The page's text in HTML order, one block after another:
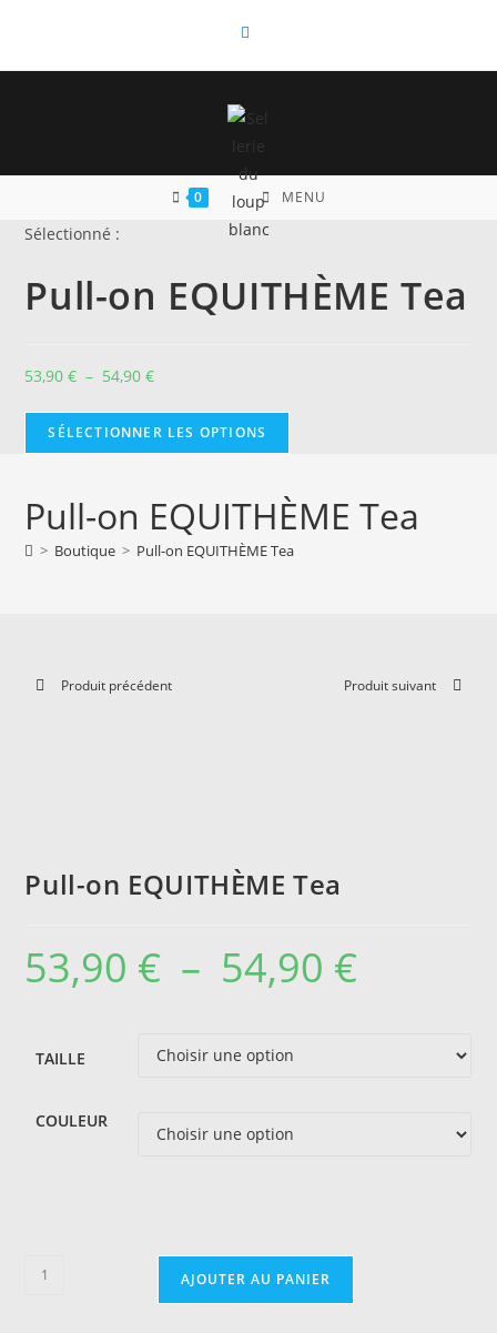
content
0 MENU
Sélectionné :
Pull-on EQUITHÈME Tea
53,90€ – 54,90€Plage
prix :
53,90 €
54,90 €
SÉLECTIONNER LES OPTIONS
Pull-on EQUITHÈME Tea
> Boutique > Pull-on EQUITHÈME Tea
Produit précédent Produit suivant
Pull-on EQUITHÈME Tea
53,90 € – 54,90 €
TAILLE
COULEUR
quantité
AJOUTER AU PANIER